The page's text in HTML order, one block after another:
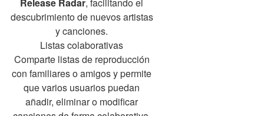
Release Radar, facilitando el
descubrimiento de nuevos artistas
y canciones.
Listas colaborativas
Comparte listas de reproducción
con familiares o amigos y permite
que varios usuarios puedan
añadir, eliminar o modificar